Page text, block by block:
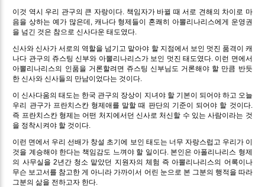
이것 역시 우리 관구의 큰 자랑이다. 책임자가 바뀔 때 서로 견해의 차이로 마
음을 상하는 예가 많은데, 캐나다 형제들이 혼쾌히 아뽈리나리스에게 운영권
을 넘긴 것은 참으로 신사다운 태도였다.
신사와 신사가 서로의 역할을 넘기고 맡아야 할 지점에서 보인 멋진 품격이 캐
나다 관구의 쥬스팅 신부와 아뽈리나리스가 보인 멋진 태도였다. 이런 면에서
아뽈리나리스의 인품을 거론할려면 쥬스팅 신부님도 거론해야 할 만큼 반듯
한 신사와 신사들의 만남이었다는 것이다.
이 신사다움의 태도는 한국 관구의 장상이 지녀야 할 기본이 되어야 하고 오늘
우리 관구가 프란치스칸 형제애를 말할 때 판단의 기준이 되어야 할 것이다.
즉 프란치스칸 형제는 어떤 처지에서던 신사로 처신할 수 있는 사람이라는 것
을 정착시켜야 할 것이다.
이런 면에서 우리 선배가 창설 초기에 보인 태도는 너무 자랑스럽고 우리가 이
것을 계승해야 한다는 책임감도 느껴야 할 일이다. 본인은 아폴리나리스 형제
의 사무실을 2년간 청소 맡았던 지원자의 체험 즉 아뽈리나리스의 어록이나
무슨 보고서를 참고한 게 아니라 가까이서 어린 눈으로 본 그분의 행적을 따라
그분의 삶을 전하고자 한다.